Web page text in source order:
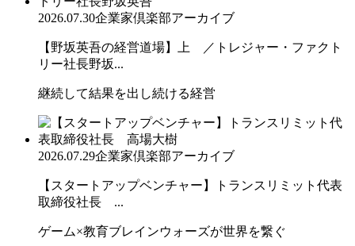
2026.07.30企業家倶楽部アーカイブ
【野坂英吾の経営道場】上 ／トレジャー・ファクト
リー社長野坂...
継続して結果を出し続ける経営
2026.07.29企業家倶楽部アーカイブ
【スタートアップベンチャー】トランスリミット代表
取締役社長 ...
ゲーム×教育ブレインウォーズが世界を繋ぐ